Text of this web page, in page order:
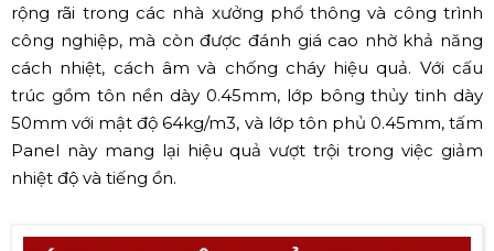
rộng rãi trong các nhà xưởng phổ thông và công trình
công nghiệp, mà còn được đánh giá cao nhờ khả năng
cách nhiệt, cách âm và chống cháy hiệu quả. Với cấu
trúc gồm tôn nền dày 0.45mm, lớp bông thủy tinh dày
50mm với mật độ 64kg/m3, và lớp tôn phủ 0.45mm, tấm
Panel này mang lại hiệu quả vượt trội trong việc giảm
nhiệt độ và tiếng ồn.